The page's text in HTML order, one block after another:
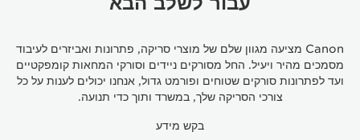
Canon מציעה מגוון שלם של מוצרי סריקה, פתרונות ואביזרים לעיבוד
מסמכים מהיר ויעיל. החל מסורקים ניידים וסורקי המחאות קומפקטיים
ועד לפתרונות סורקים שטוחים ופורמט גדול, אנחנו יכולים לענות על כל
צורכי הסריקה שלך, במשרד ותוך כדי תנועה.
בקש מידע